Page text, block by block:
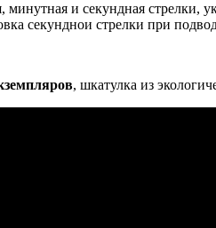
минутная и секундная стрелки,
секунднои стрелки при
, шкатулка из